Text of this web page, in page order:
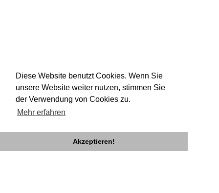
Diese Website benutzt Cookies. Wenn Sie
unsere Website weiter nutzen, stimmen Sie
der Verwendung von Cookies zu.
Mehr erfahren
Akzeptieren!